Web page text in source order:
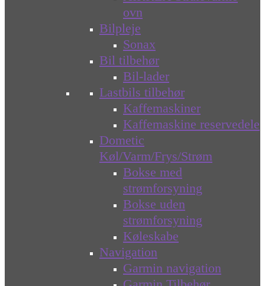
ovn
Bilpleje
Sonax
Bil tilbehør
Bil-lader
Lastbils tilbehør
Kaffemaskiner
Kaffemaskine reservedele
Dometic
Køl/Varm/Frys/Strøm
Bokse med
strømforsyning
Bokse uden
strømforsyning
Køleskabe
Navigation
Garmin navigation